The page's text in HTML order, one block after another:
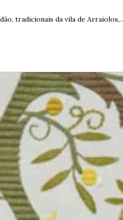
tradicionais da vila de